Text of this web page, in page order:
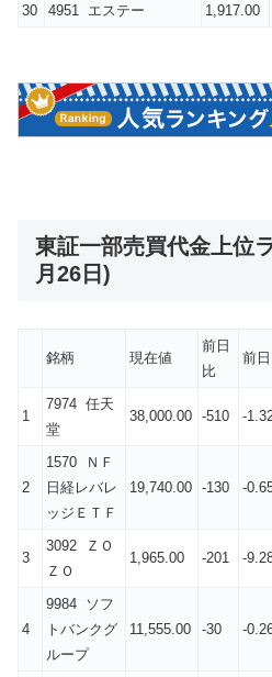
30
4951 エステー 1,917.00
東証一部売買代金上位
月26日)
銘柄 現在値
前日
比
前
1
7974 任天
堂
38,000.00 -510 -
2
1570 ＮＦ
日経レバレ
ッジＥＴＦ
19,740.00 -130 -
3
3092 ＺＯ
ＺＯ
1,965.00 -201 -
4
9984 ソフ
トバンクグ
ループ
11,555.00 -30 -